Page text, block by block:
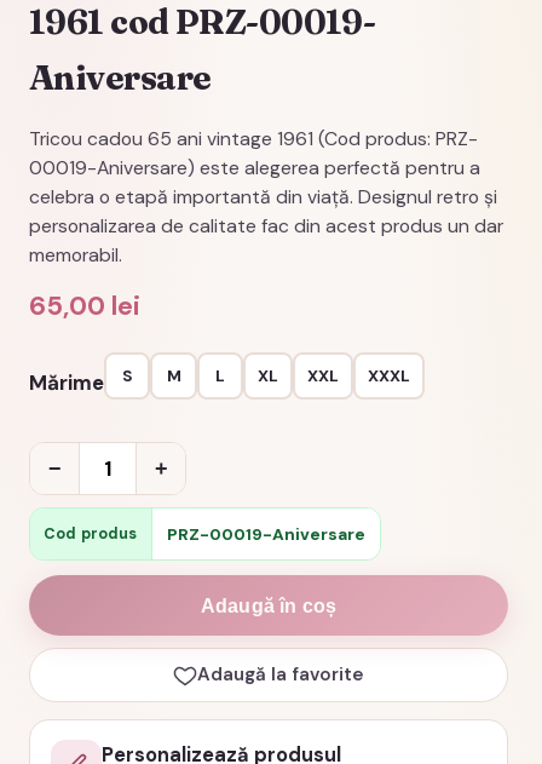
1961 cod PRZ-00019-
Aniversare
Tricou cadou 65 ani vintage 1961 (Cod produs: PRZ-
00019-Aniversare) este alegerea perfectă pentru a
celebra o etapă importantă din viață. Designul retro și
personalizarea de calitate fac din acest produs un dar
memorabil.
65,00 lei
Mărime S M L XL XXL XXXL
−
Cantitate
Tricou
cadou
65
ani
vintage
1961
cod
PRZ-
+
Cod produs PRZ-00019-Aniversare
Adaugă în coș
Adaugă la favorite
Personalizează produsul